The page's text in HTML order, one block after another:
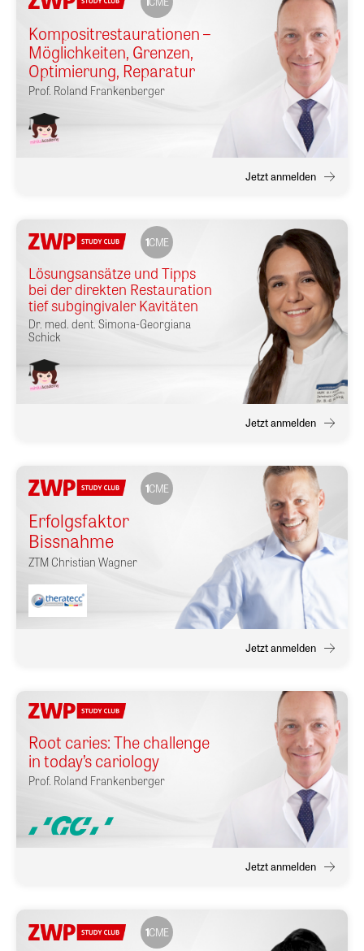
Kompositrestaurationen –
Möglichkeiten, Grenzen,
Optimierung, Reparatur
Prof. Roland Frankenberger
Jetzt anmelden
1CME
Lösungsansätze und Tipps
bei der direkten Restauration
tief subgingivaler Kavitäten
Dr. med. dent. Simona-Georgiana
Schick
Jetzt anmelden
1CME
Erfolgsfaktor
Bissnahme
ZTMChristian Wagner
Jetzt anmelden
Root caries: The challenge
in today’s cariology
Prof. Roland Frankenberger
Jetzt anmelden
1CME